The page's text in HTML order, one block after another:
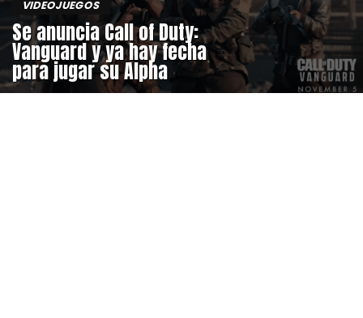
VIDEOJUEGOS
Se anuncia Call of Duty:
Vanguard y ya hay fecha
para jugar su Alpha